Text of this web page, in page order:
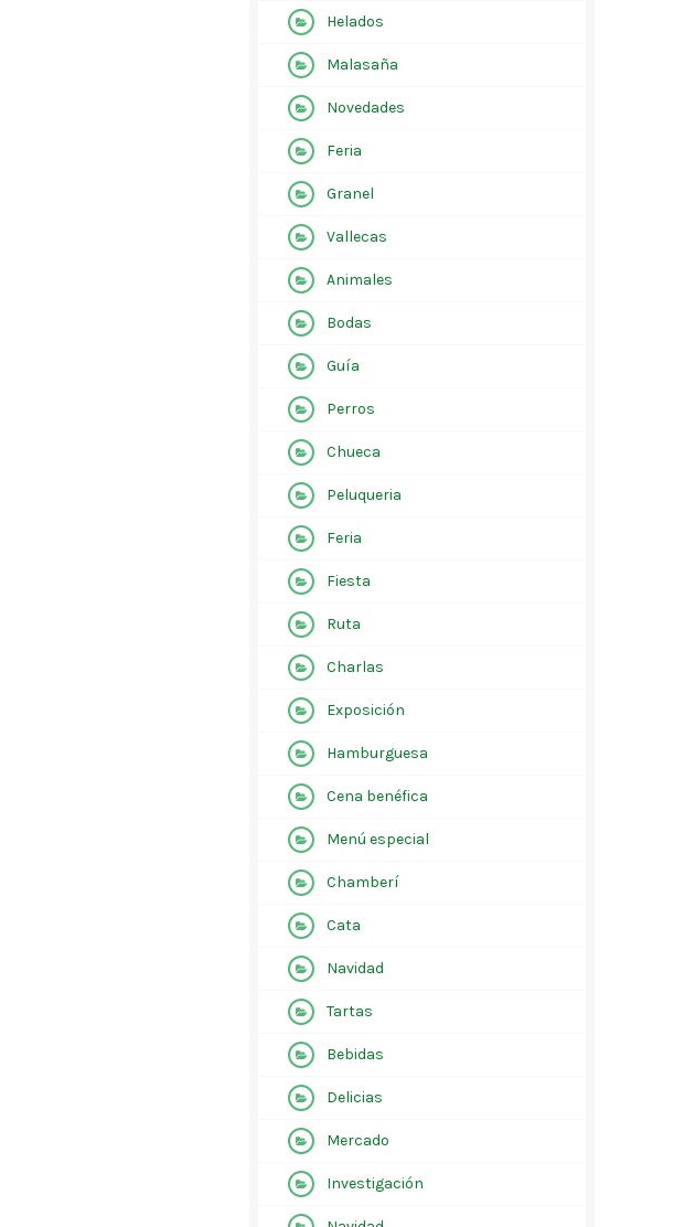
Helados
Malasaña
Novedades
Feria
Granel
Vallecas
Animales
Bodas
Guía
Perros
Chueca
Peluqueria
Feria
Fiesta
Ruta
Charlas
Exposición
Hamburguesa
Cena benéfica
Menú especial
Chamberí
Cata
Navidad
Tartas
Bebidas
Delicias
Mercado
Investigación